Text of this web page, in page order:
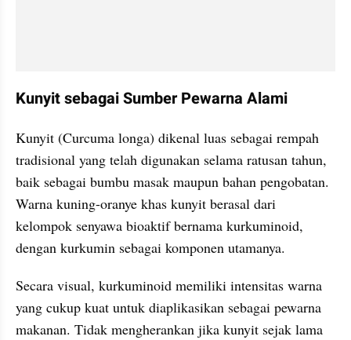
Kunyit sebagai Sumber Pewarna Alami
Kunyit (Curcuma longa) dikenal luas sebagai rempah
tradisional yang telah digunakan selama ratusan tahun,
baik sebagai bumbu masak maupun bahan pengobatan.
Warna kuning-oranye khas kunyit berasal dari
kelompok senyawa bioaktif bernama kurkuminoid,
dengan kurkumin sebagai komponen utamanya.
Secara visual, kurkuminoid memiliki intensitas warna
yang cukup kuat untuk diaplikasikan sebagai pewarna
makanan. Tidak mengherankan jika kunyit sejak lama